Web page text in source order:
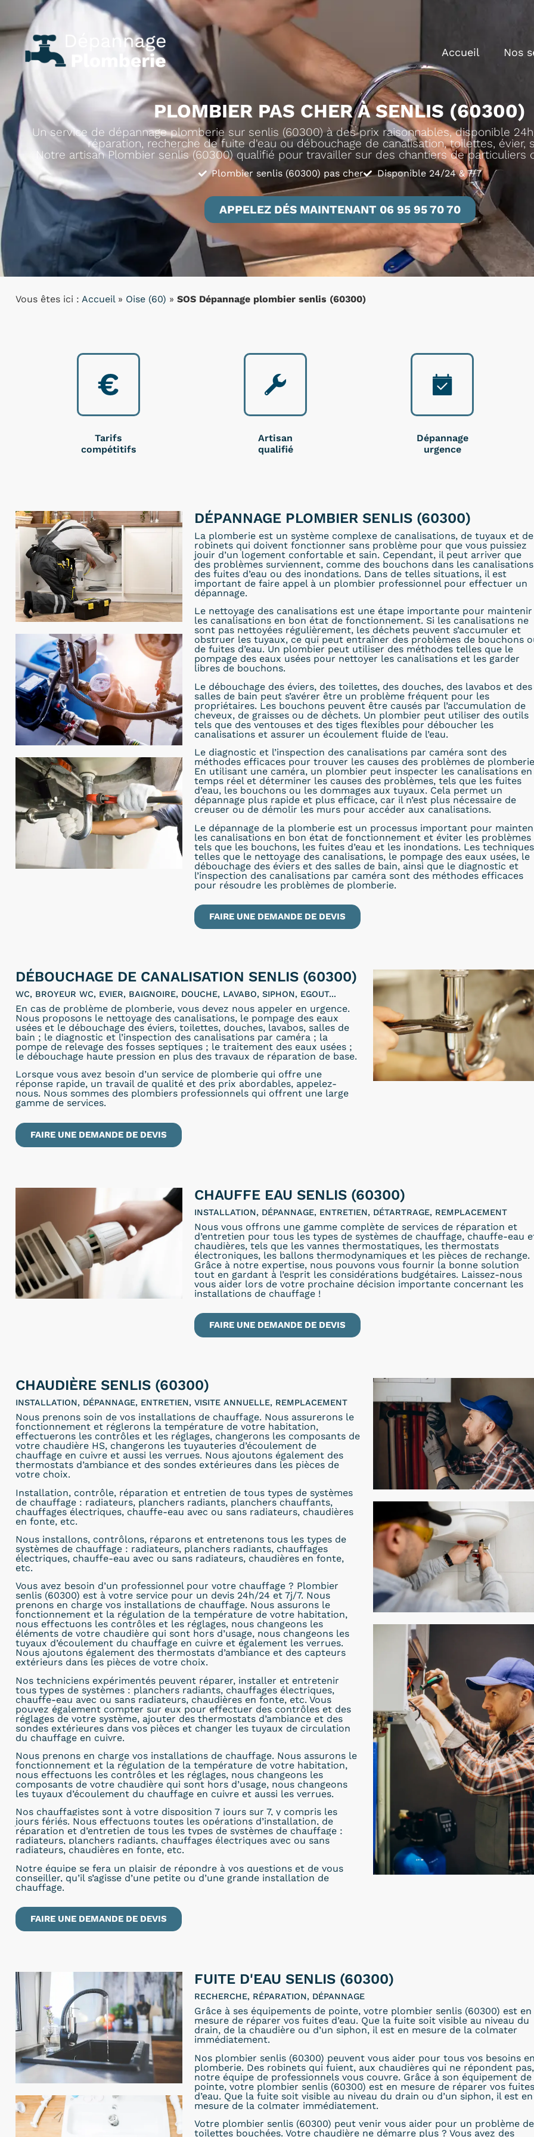
Accueil Nos
PLOMBIER PAS CHER À SENLIS (60300)
Un service de dépannage plomberie sur senlis (60300) à des prix raisonnables, disponible
réparation, recherche de fuite d'eau ou débouchage de canalisation, toilettes, évier,
Notre artisan Plombier senlis (60300) qualifié pour travailler sur des chantiers de particuliers
Plombier senlis (60300) pas cher Disponible 24/24 & 7/7
APPELEZ DÉS MAINTENANT 06 95 95 70 70
Vous êtes ici : Accueil» Oise (60) » SOS Dépannage plombier senlis (60300)
Tarifs
compétitifs
Artisan
qualifié
Dépannage
urgence
DÉPANNAGE PLOMBIER SENLIS (60300)
La plomberie est un système complexe de canalisations, de tuyaux et de
robinets qui doivent fonctionner sans problème pour que vous puissiez
jouir d’un logement confortable et sain. Cependant, il peut arriver que
des problèmes surviennent, comme des bouchons dans les
des fuites d’eau ou des inondations. Dans de telles situations, il est
important de faire appel à un plombier professionnel pour effectuer un
dépannage.
Le nettoyage des canalisations est une étape importante pour maintenir
les canalisations en bon état de fonctionnement. Si les canalisations ne
sont pas nettoyées régulièrement, les déchets peuvent s’accumuler et
obstruer les tuyaux, ce qui peut entraîner des problèmes de bouchons
de fuites d’eau. Un plombier peut utiliser des méthodes telles que le
pompage des eaux usées pour nettoyer les canalisations et les garder
libres de bouchons.
Le débouchage des éviers, des toilettes, des douches, des lavabos et des
salles de bain peut s’avérer être un problème fréquent pour les
propriétaires. Les bouchons peuvent être causés par l’accumulation de
cheveux, de graisses ou de déchets. Un plombier peut utiliser des outils
tels que des ventouses et des tiges flexibles pour déboucher les
canalisations et assurer un écoulement fluide de l’eau.
Le diagnostic et l’inspection des canalisations par caméra sont des
méthodes efficaces pour trouver les causes des problèmes de
En utilisant une caméra, un plombier peut inspecter les canalisations en
temps réel et déterminer les causes des problèmes, tels que les fuites
d’eau, les bouchons ou les dommages aux tuyaux. Cela permet un
dépannage plus rapide et plus efficace, car il n’est plus nécessaire de
creuser ou de démolir les murs pour accéder aux canalisations.
Le dépannage de la plomberie est un processus important pour
les canalisations en bon état de fonctionnement et éviter les problèmes
tels que les bouchons, les fuites d’eau et les inondations. Les techniques
telles que le nettoyage des canalisations, le pompage des eaux usées, le
débouchage des éviers et des salles de bain, ainsi que le diagnostic et
l’inspection des canalisations par caméra sont des méthodes efficaces
pour résoudre les problèmes de plomberie.
FAIRE UNE DEMANDE DE DEVIS
DÉBOUCHAGE DE CANALISATION SENLIS (60300)
WC, BROYEUR WC, EVIER, BAIGNOIRE, DOUCHE, LAVABO, SIPHON, EGOUT...
En cas de problème de plomberie, vous devez nous appeler en urgence.
Nous proposons le nettoyage des canalisations, le pompage des eaux
usées et le débouchage des éviers, toilettes, douches, lavabos, salles de
bain ; le diagnostic et l’inspection des canalisations par caméra ; la
pompe de relevage des fosses septiques ; le traitement des eaux usées ;
le débouchage haute pression en plus des travaux de réparation de base.
Lorsque vous avez besoin d’un service de plomberie qui offre une
réponse rapide, un travail de qualité et des prix abordables, appelez-
nous. Nous sommes des plombiers professionnels qui offrent une large
gamme de services.
FAIRE UNE DEMANDE DE DEVIS
CHAUFFE EAU SENLIS (60300)
INSTALLATION, DÉPANNAGE, ENTRETIEN, DÉTARTRAGE, REMPLACEMENT
Nous vous offrons une gamme complète de services de réparation et
d’entretien pour tous les types de systèmes de chauffage, chauffe-eau
chaudières, tels que les vannes thermostatiques, les thermostats
électroniques, les ballons thermodynamiques et les pièces de rechange.
Grâce à notre expertise, nous pouvons vous fournir la bonne solution
tout en gardant à l’esprit les considérations budgétaires. Laissez-nous
vous aider lors de votre prochaine décision importante concernant les
installations de chauffage !
FAIRE UNE DEMANDE DE DEVIS
CHAUDIÈRE SENLIS (60300)
INSTALLATION, DÉPANNAGE, ENTRETIEN, VISITE ANNUELLE, REMPLACEMENT
Nous prenons soin de vos installations de chauffage. Nous assurerons le
fonctionnement et réglerons la température de votre habitation,
effectuerons les contrôles et les réglages, changerons les composants de
votre chaudière HS, changerons les tuyauteries d’écoulement de
chauffage en cuivre et aussi les verrues. Nous ajoutons également des
thermostats d’ambiance et des sondes extérieures dans les pièces de
votre choix.
Installation, contrôle, réparation et entretien de tous types de systèmes
de chauffage : radiateurs, planchers radiants, planchers chauffants,
chauffages électriques, chauffe-eau avec ou sans radiateurs, chaudières
en fonte, etc.
Nous installons, contrôlons, réparons et entretenons tous les types de
systèmes de chauffage : radiateurs, planchers radiants, chauffages
électriques, chauffe-eau avec ou sans radiateurs, chaudières en fonte,
etc.
Vous avez besoin d’un professionnel pour votre chauffage ? Plombier
senlis (60300) est à votre service pour un devis 24h/24 et 7j/7. Nous
prenons en charge vos installations de chauffage. Nous assurons le
fonctionnement et la régulation de la température de votre habitation,
nous effectuons les contrôles et les réglages, nous changeons les
éléments de votre chaudière qui sont hors d’usage, nous changeons les
tuyaux d’écoulement du chauffage en cuivre et également les verrues.
Nous ajoutons également des thermostats d’ambiance et des capteurs
extérieurs dans les pièces de votre choix.
Nos techniciens expérimentés peuvent réparer, installer et entretenir
tous types de systèmes : planchers radiants, chauffages électriques,
chauffe-eau avec ou sans radiateurs, chaudières en fonte, etc. Vous
pouvez également compter sur eux pour effectuer des contrôles et des
réglages de votre système, ajouter des thermostats d’ambiance et des
sondes extérieures dans vos pièces et changer les tuyaux de circulation
du chauffage en cuivre.
Nous prenons en charge vos installations de chauffage. Nous assurons le
fonctionnement et la régulation de la température de votre habitation,
nous effectuons les contrôles et les réglages, nous changeons les
composants de votre chaudière qui sont hors d’usage, nous changeons
les tuyaux d’écoulement du chauffage en cuivre et aussi les verrues.
Nos chauffagistes sont à votre disposition 7 jours sur 7, y compris les
jours fériés. Nous effectuons toutes les opérations d’installation, de
réparation et d’entretien de tous les types de systèmes de chauffage :
radiateurs, planchers radiants, chauffages électriques avec ou sans
radiateurs, chaudières en fonte, etc.
Notre équipe se fera un plaisir de répondre à vos questions et de vous
conseiller, qu’il s’agisse d’une petite ou d’une grande installation de
chauffage.
FAIRE UNE DEMANDE DE DEVIS
FUITE D'EAU SENLIS (60300)
RECHERCHE, RÉPARATION, DÉPANNAGE
Grâce à ses équipements de pointe, votre plombier senlis (60300) est en
mesure de réparer vos fuites d’eau. Que la fuite soit visible au niveau du
drain, de la chaudière ou d’un siphon, il est en mesure de la colmater
immédiatement.
Nos plombier senlis (60300) peuvent vous aider pour tous vos besoins
plomberie. Des robinets qui fuient, aux chaudières qui ne répondent pas,
notre équipe de professionnels vous couvre. Grâce à son équipement de
pointe, votre plombier senlis (60300) est en mesure de réparer vos fuites
d’eau. Que la fuite soit visible au niveau du drain ou d’un siphon, il est en
mesure de la colmater immédiatement.
Votre plombier senlis (60300) peut venir vous aider pour un problème de
toilettes bouchées. Votre chaudière ne démarre plus ? Vous avez des